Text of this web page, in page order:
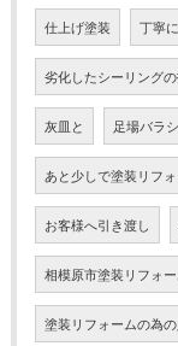
仕上げ塗装 丁寧
劣化したシーリング
灰皿と 足場バラシ
あと少しで塗装リフ
お客様へ引き渡し
相模原市塗装リフォ
塗装リフォームの為